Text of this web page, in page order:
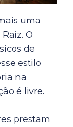
uma
O
de
estilo
na
é livre.
prestam